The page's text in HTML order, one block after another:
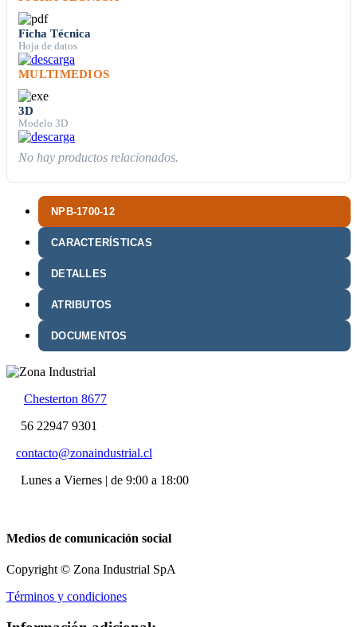
NPB-1700-12
CARACTERÍSTICAS
DETALLES
ATRIBUTOS
DOCUMENTOS
Ficha Técnica
Hoja de datos
MULTIMEDIOS
3D
Modelo 3D
No hay productos relacionados.
Chesterton 8677
56 22947 9301
contacto@zonaindustrial.cl
Lunes a Viernes | de 9:00 a 18:00
Medios de comunicación social
Copyright © Zona Industrial SpA
Términos y condiciones